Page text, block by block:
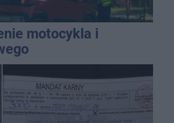
motocykla i